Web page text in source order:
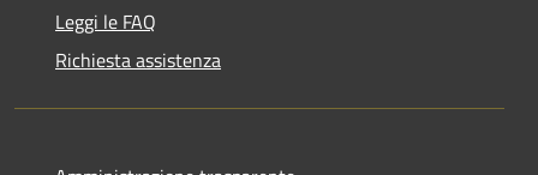
Leggi le FAQ
Richiesta assistenza